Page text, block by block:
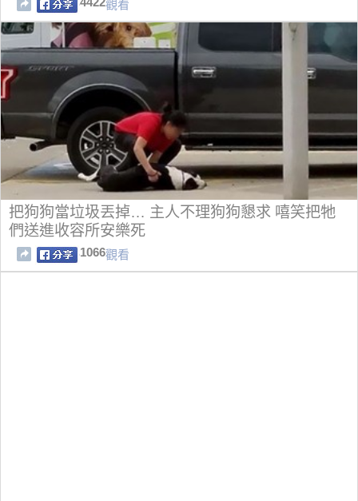
觀看
把狗狗當垃圾丟掉… 主人不理狗狗懇求 嘻笑把牠
們送進收容所安樂死
1066觀看